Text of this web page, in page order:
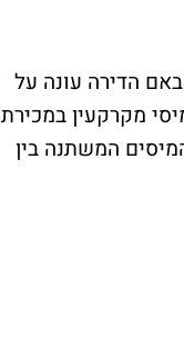
מתקופת חישוב השבח.באם הדירה עונה על
מקרקעין במכירת
המשתנה בין